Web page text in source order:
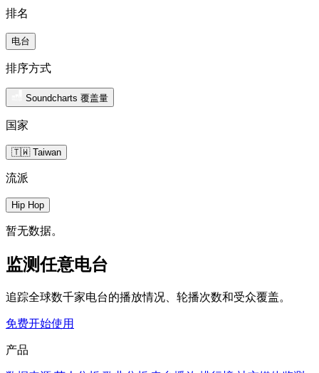
排名
电台
排序方式
Soundcharts 覆盖量
国家
🇹🇼 Taiwan
流派
Hip Hop
暂无数据。
监测任意电台
追踪全球数千家电台的播放情况、轮播次数和受众覆盖。
免费开始使用
产品